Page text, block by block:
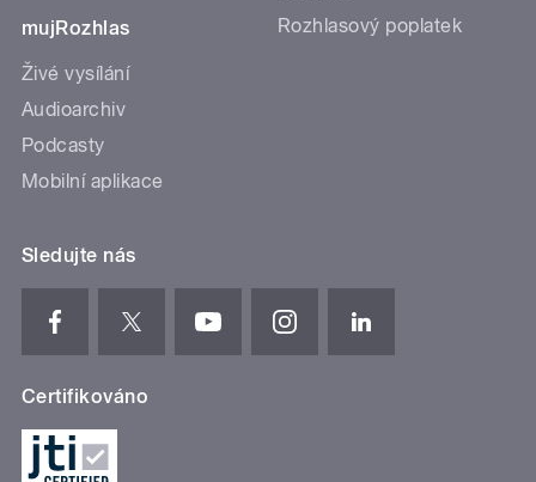
mujRozhlas
Živé vysílání
Audioarchiv
Podcasty
Mobilní aplikace
Rozhlasový poplatek
Sledujte nás
Certifikováno